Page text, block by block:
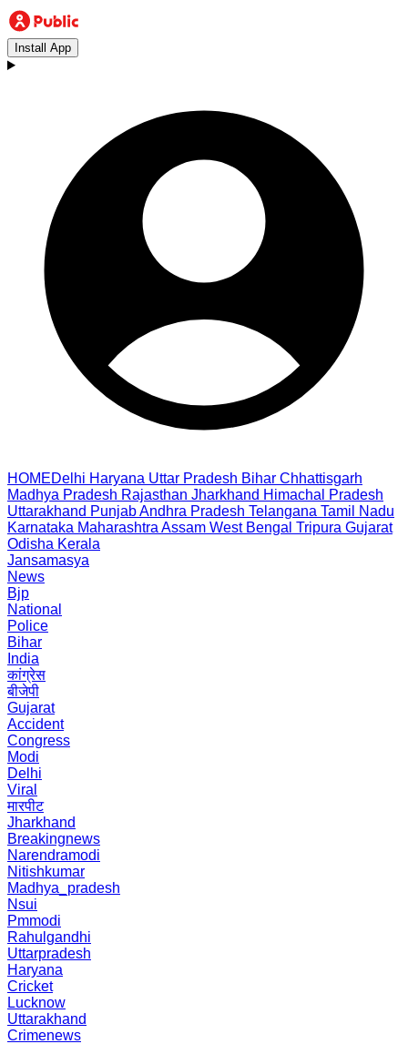
Install App
HOMEDelhi Haryana Uttar Pradesh Bihar Chhattisgarh
Madhya Pradesh Rajasthan Jharkhand Himachal Pradesh
Uttarakhand PunjabAndhra Pradesh Telangana Tamil Nadu
Karnataka Maharashtra Assam West Bengal Tripura Gujarat
Odisha Kerala
Jansamasya
News
Bjp
National
Police
Bihar
India
कांग्रेस
बीजेपी
Gujarat
Accident
Congress
Modi
Delhi
Viral
मारपीट
Jharkhand
Breakingnews
Narendramodi
Nitishkumar
Madhya_pradesh
Nsui
Pmmodi
Rahulgandhi
Uttarpradesh
Haryana
Cricket
Lucknow
Uttarakhand
Crimenews